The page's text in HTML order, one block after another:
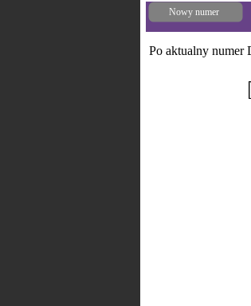
Nowy numer
Po aktualny numer